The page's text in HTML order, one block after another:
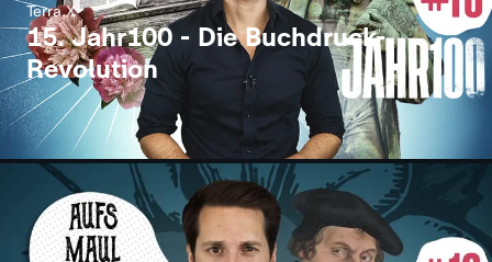
Terra X
15. Jahr100 - Die Buchdruck-
Revolution